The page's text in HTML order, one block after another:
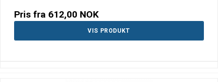
Pris fra 612,00 NOK
VIS PRODUKT